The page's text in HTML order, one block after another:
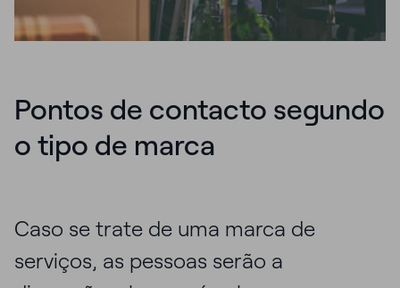
Pontos de contacto segundo
o tipo de marca
Caso se trate de uma marca de
serviços, as pessoas serão a